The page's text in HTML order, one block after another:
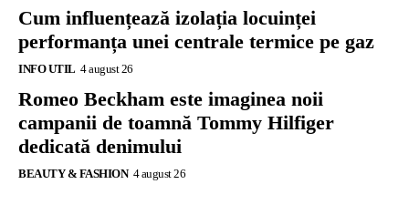
Cum influențează izolația locuinței
performanța unei centrale termice pe gaz
INFO UTIL 4 august 26
Romeo Beckham este imaginea noii
campanii de toamnă Tommy Hilfiger
dedicată denimului
BEAUTY & FASHION 4 august 26